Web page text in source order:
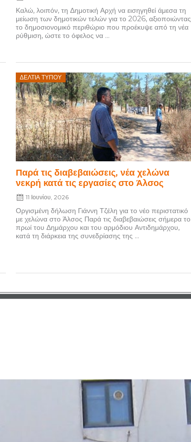
Καλώ, λοιπόν, τη Δημοτική Αρχή να εισηγηθεί άμεσα τη
μείωση των δημοτικών τελών για το 2026, αξιοποιώντας
το δημοσιονομικό περιθώριο που προέκυψε από τη νέα
ρύθμιση, ώστε το όφελος να ...
ΔΕΛΤΊΑ ΤΎΠΟΥ
Παρά τις διαβεβαιώσεις, νέα χελώνα
νεκρή κατά τις εργασίες στο Άλσος
Posted
on
11 Ιουνίου, 2026
Οργισμένη δήλωση Γιάννη Τζέλη για το νέο περιστατικό
με χελώνα στο Άλσος Παρά τις διαβεβαιώσεις σήμερα το
πρωί του Δημάρχου και του αρμόδιου Αντιδημάρχου,
κατά τη διάρκεια της συνεδρίασης της ...